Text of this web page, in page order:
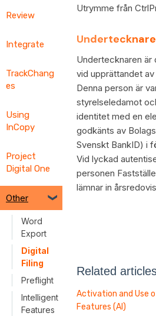
Utrymme från
Undertecknare
Undertecknaren är
vid upprättandet
Denna person är
styrelseledamot
identitet med en
godkänts av
Svenskt BankID) i
Vid lyckad
personen
lämnar in
Related
Activation and Use
Features (AI)
Manager
ooting
of
and FAQ
Tagging
Tagger
Resource
Troublesh
ooting the
Tagger
Informatio
Validating
Your
Report
Review
Integrate
TrackChang
es
Using
InCopy
Project
Digital One
Other
Word
Export
Digital
Filing
Preflight
Intelligent
Features